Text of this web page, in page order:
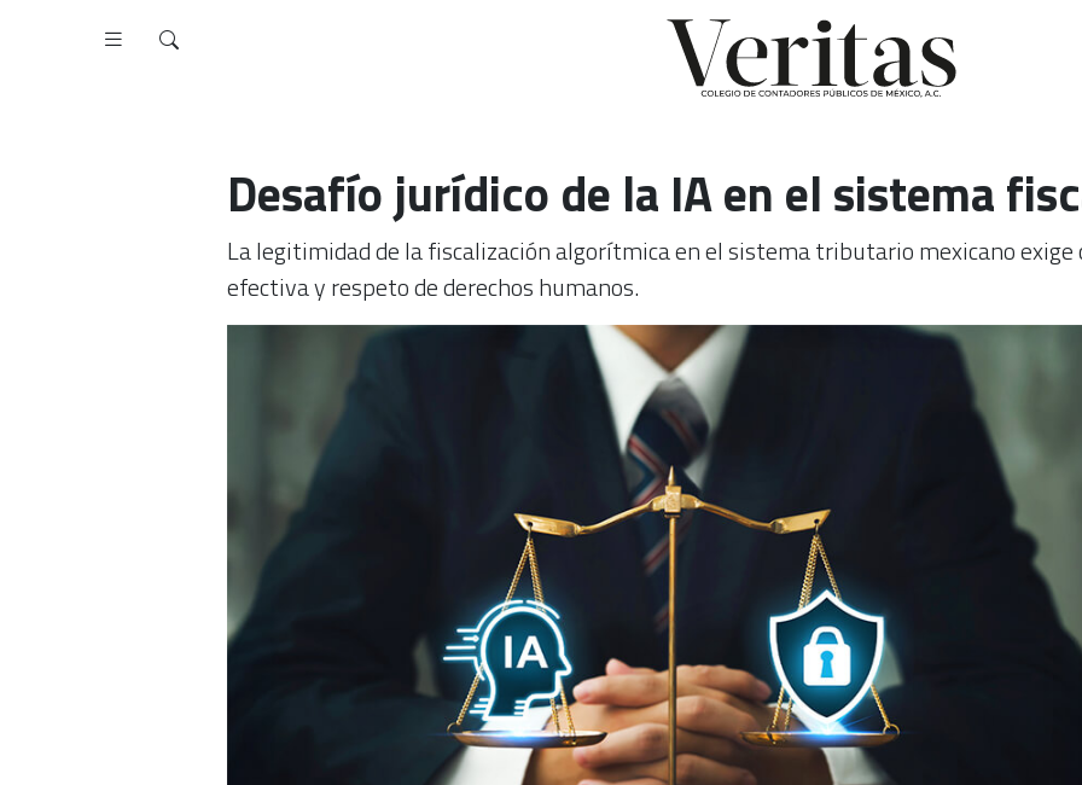
Desafío jurídico de la IA en el sistema
La legitimidad de la fiscalización algorítmica en el sistema tributario mexicano
efectiva y respeto de derechos humanos.